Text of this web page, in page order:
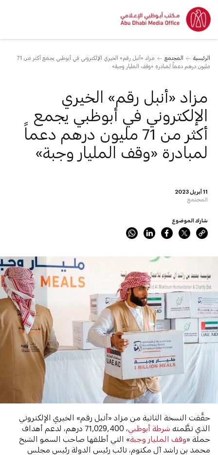
الرئيسية المجتمع
مزاد «أنبل رقم» الخيري الإلكتروني في أبوظبي يجمع أكثر من 71
مليون درهم دعماً لمبادرة «وقف المليار وجبة»
11 أبريل 2023
المجتمع
مزاد «أنبل رقم» الخيري
الإلكتروني في أبوظبي يجمع
أكثر من 71 مليون درهم دعماً
لمبادرة «وقف المليار وجبة»
شارك الموضوع
حقَّقت النسخة الثانية من مزاد «أنبل رقم» الخيري الإلكتروني
الذي نظَّمتهشرطة أبوظبي
، 71,029,400 درهم، لدعم أهداف
حملة «وقف المليار وجبة» التي أطلقها صاحب السمو الشيخ
محمد بن راشد آل مكتوم، نائب رئيس الدولة رئيس مجلس